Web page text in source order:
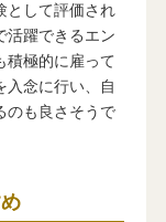
として評価され
活躍できるエン
積極的に雇って
入念に行い、自
のも良さそうで